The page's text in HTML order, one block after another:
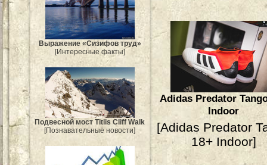
Выражение «Сизифов труд»
[Интересные факты]
Подвесной мост Titlis Cliff Walk
[Познавательные новости]
Adidas Predator
Indoor
[Adidas Predator
18+ Indoor]